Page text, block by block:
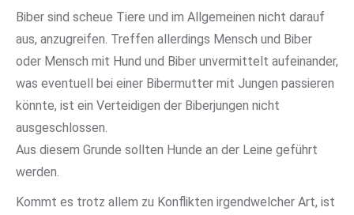
Biber sind scheue Tiere und im Allgemeinen nicht darauf
aus, anzugreifen. Treffen allerdings Mensch und Biber
oder Mensch mit Hund und Biber unvermittelt aufeinander,
was eventuell bei einer Bibermutter mit Jungen passieren
könnte, ist ein Verteidigen der Biberjungen nicht
ausgeschlossen.
Aus diesem Grunde sollten Hunde an der Leine geführt
werden.
Kommt es trotz allem zu Konflikten irgendwelcher Art, ist